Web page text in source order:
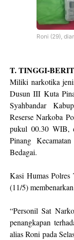
Roni (29),
T. TINGGI-
Miliki narkotika
Dusun III Kuta
Syahbandar
Reserse Narkoba
pukul 00.30 WIB,
Pinang
Bedagai.
Kasi Humas
(11/5)
“Personil Sat
penangkapan
alias Roni pada